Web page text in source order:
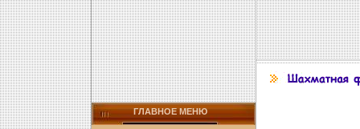
ГЛАВНОЕ МЕНЮ